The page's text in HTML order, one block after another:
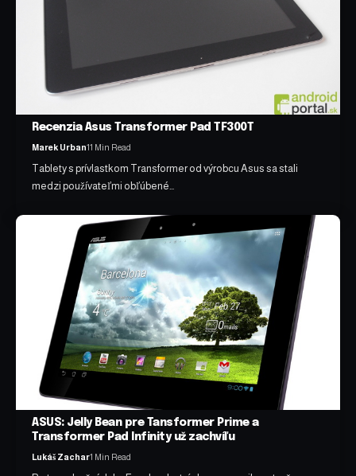
Recenzia Asus Transformer Pad TF300T
Marek Urban11 Min Read
Tablety s prívlastkom Transformer od výrobcu Asus sa stali
medzi používateľmi obľúbené…
ASUS: Jelly Bean pre Tansformer Prime a
Transformer Pad Infinity už zachvíľu
Lukáš Zachar1 Min Read